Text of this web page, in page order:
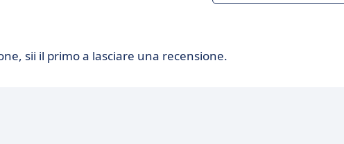
sii il primo a lasciare una recensione.